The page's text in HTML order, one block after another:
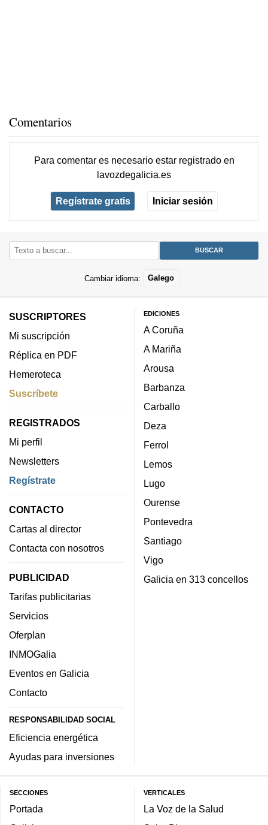
Comentarios
Para comentar es necesario estar registradoen
lavozdegalicia.es
Regístrate gratis Iniciar sesión
Cambiar idioma: Galego
SUSCRIPTORES
Mi suscripción
Réplica en PDF
Hemeroteca
Suscríbete
REGISTRADOS
Mi perfil
Newsletters
Regístrate
CONTACTO
Cartas al director
Contacta con nosotros
PUBLICIDAD
Tarifas publicitarias
Servicios
Oferplan
INMOGalia
Eventos en Galicia
Contacto
RESPONSABILIDAD SOCIAL
Eficiencia energética
Ayudas para inversiones
EDICIONES
A Coruña
A Mariña
Arousa
Barbanza
Carballo
Deza
Ferrol
Lemos
Lugo
Ourense
Pontevedra
Santiago
Vigo
Galicia en 313 concellos
SECCIONES
Portada
VERTICALES
La Voz de la Salud